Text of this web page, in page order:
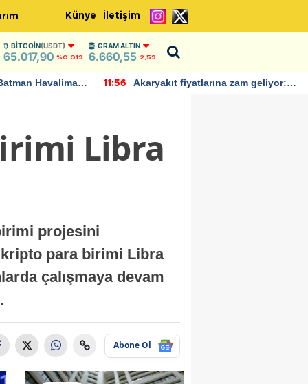
Künye İletişim
BITCOIN(USDT)
65.017,90 %0.019
GRAM ALTIN
6.660,55 2,59
Havalimanı
11:56
Akaryakıt fiyatlarına zam geliyor:
Libra
projesini
para birimi Libra
çalışmaya devam
Abone Ol